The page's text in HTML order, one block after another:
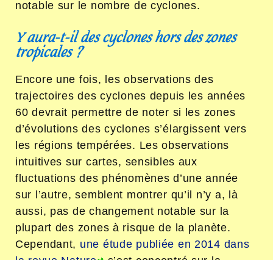
notable sur le nombre de cyclones.
Y aura-t-il des cyclones hors des zones
tropicales ?
Encore une fois, les observations des
trajectoires des cyclones depuis les années
60 devrait permettre de noter si les zones
d’évolutions des cyclones s’élargissent vers
les régions tempérées. Les observations
intuitives sur cartes, sensibles aux
fluctuations des phénomènes d’une année
sur l’autre, semblent montrer qu’il n’y a, là
aussi, pas de changement notable sur la
plupart des zones à risque de la planète.
Cependant, une étude publiée en 2014 dans